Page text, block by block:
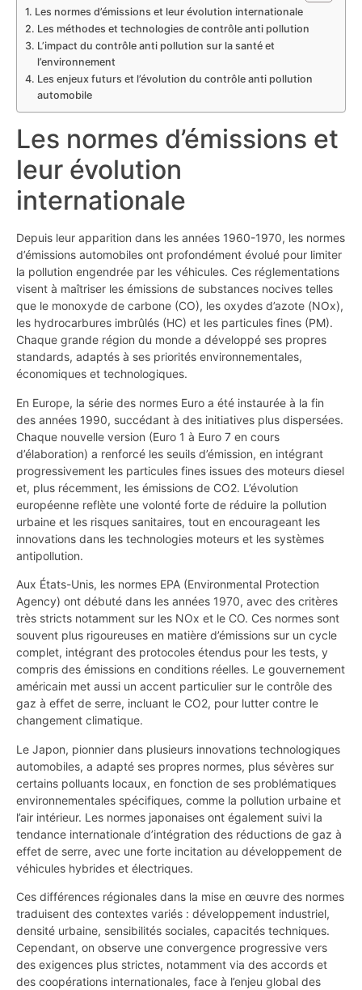
Les normes d’émissions et leur évolution internationale
Les méthodes et technologies de contrôle anti pollution
L’impact du contrôle anti pollution sur la santé et
l’environnement
Les enjeux futurs et l’évolution du contrôle anti pollution
automobile
Les normes d’émissions et
leur évolution
internationale
Depuis leur apparition dans les années 1960-1970, les normes
d’émissions automobiles ont profondément évolué pour limiter
la pollution engendrée par les véhicules. Ces réglementations
visent à maîtriser les émissions de substances nocives telles
que le monoxyde de carbone (CO), les oxydes d’azote (NOx),
les hydrocarbures imbrûlés (HC) et les particules fines (PM).
Chaque grande région du monde a développé ses propres
standards, adaptés à ses priorités environnementales,
économiques et technologiques.
En Europe, la série des normes Euro a été instaurée à la fin
des années 1990, succédant à des initiatives plus dispersées.
Chaque nouvelle version (Euro 1 à Euro 7 en cours
d’élaboration) a renforcé les seuils d’émission, en intégrant
progressivement les particules fines issues des moteurs diesel
et, plus récemment, les émissions de CO2. L’évolution
européenne reflète une volonté forte de réduire la pollution
urbaine et les risques sanitaires, tout en encourageant les
innovations dans les technologies moteurs et les systèmes
antipollution.
Aux États-Unis, les normes EPA (Environmental Protection
Agency) ont débuté dans les années 1970, avec des critères
très stricts notamment sur les NOx et le CO. Ces normes sont
souvent plus rigoureuses en matière d’émissions sur un cycle
complet, intégrant des protocoles étendus pour les tests, y
compris des émissions en conditions réelles. Le gouvernement
américain met aussi un accent particulier sur le contrôle des
gaz à effet de serre, incluant le CO2, pour lutter contre le
changement climatique.
Le Japon, pionnier dans plusieurs innovations technologiques
automobiles, a adapté ses propres normes, plus sévères sur
certains polluants locaux, en fonction de ses problématiques
environnementales spécifiques, comme la pollution urbaine et
l’air intérieur. Les normes japonaises ont également suivi la
tendance internationale d’intégration des réductions de gaz à
effet de serre, avec une forte incitation au développement de
véhicules hybrides et électriques.
Ces différences régionales dans la mise en œuvre des normes
traduisent des contextes variés : développement industriel,
densité urbaine, sensibilités sociales, capacités techniques.
Cependant, on observe une convergence progressive vers
des exigences plus strictes, notamment via des accords et
des coopérations internationales, face à l’enjeu global des